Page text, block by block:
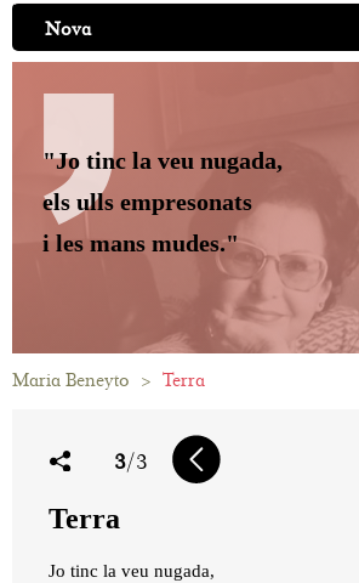
Nova
"Jo tinc la veu nugada,
els ulls empresonats
i les mans mudes."
Maria Beneyto > Terra
3/3
Terra
Jo tinc la veu nugada,